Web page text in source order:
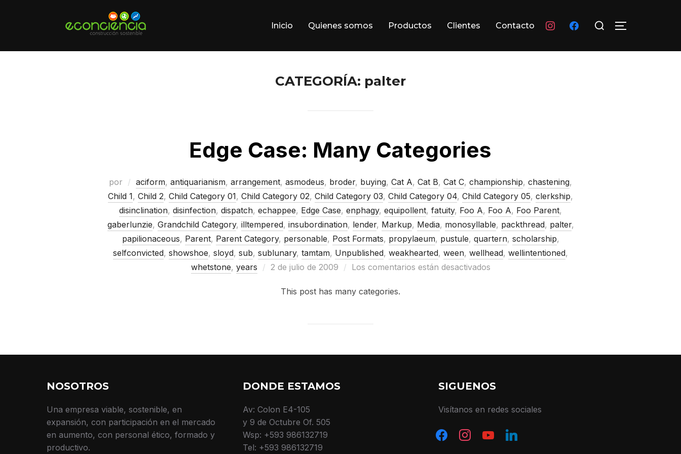
Inicio Quienes somos Productos Clientes Contacto instagramfacebook
ALTERNAR
CATEGORÍA: palter
Edge Case: Many Categories
por aciform, antiquarianism, arrangement, asmodeus, broder, buying, Cat A, Cat B, Cat C, championship, chastening,
Child 1, Child 2, Child Category 01, Child Category 02, Child Category 03, Child Category 04, Child Category 05, clerkship,
disinclination, disinfection, dispatch, echappee, Edge Case, enphagy, equipollent, fatuity, Foo A, Foo A, Foo Parent,
gaberlunzie, Grandchild Category, illtempered, insubordination, lender, Markup, Media, monosyllable, packthread, palter,
papilionaceous, Parent, Parent Category, personable, Post Formats, propylaeum, pustule, quartern, scholarship,
selfconvicted, showshoe, sloyd, sub, sublunary, tamtam, Unpublished, weakhearted, ween, wellhead, wellintentioned,
whetstone, years
Publicado
2 de julio de 2009 Los comentarios están desactivados
This post has many categories.
NOSOTROS
Una empresa viable, sostenible, en
expansión, con participación en el mercado
en aumento, con personal ético, formado y
productivo.
DONDE ESTAMOS
Av: Colon E4-105
y 9 de Octubre Of. 505
Wsp: +593 986132719
Tel: +593 986132719
SIGUENOS
Visítanos en redes sociales
facebookinstagramyoutubelinkedin